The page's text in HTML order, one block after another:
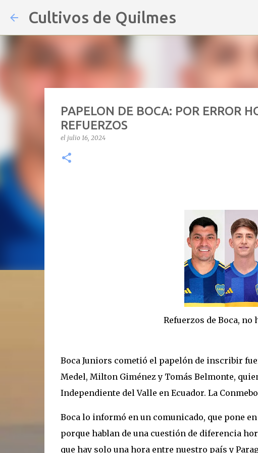
Cultivos de Quilmes
PAPELON DE BOCA: POR ERROR
REFUERZOS
el julio 16, 2024
Refuerzos de Boca, no
Boca Juniors cometió el papelón de inscribir
Medel, Milton Giménez y Tomás Belmonte,
Independiente del Valle en Ecuador. La
Boca lo informó en un comunicado, que pone
porque hablan de una cuestión de diferencia
que hay solo una hora entre nuestro país y